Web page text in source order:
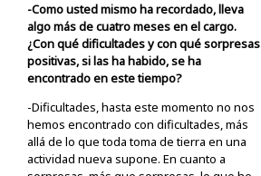
-Como usted mismo ha recordado, lleva
algo más de cuatro meses en el cargo.
¿Con qué dificultades y con qué sorpresas
positivas, si las ha habido, se ha
encontrado en este tiempo?
-Dificultades, hasta este momento no nos
hemos encontrado con dificultades, más
allá de lo que toda toma de tierra en una
actividad nueva supone. En cuanto a